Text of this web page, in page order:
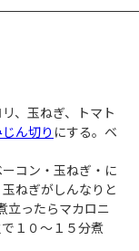
、玉ねぎ、トマト
ん切り にする。ベ
コン・玉ねぎ・に
ねぎがしんなりと
立ったらマカロニ
１０～１５分煮